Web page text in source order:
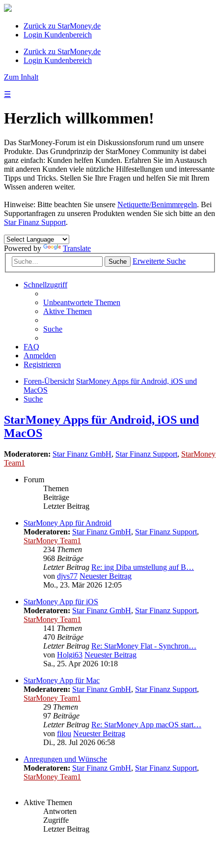
Zurück zu StarMoney.de
Login Kundenbereich
Zurück zu StarMoney.de
Login Kundenbereich
Zum Inhalt
☰
Herzlich willkommen!
Das StarMoney-Forum ist ein Diskussionsforum rund um unsere
Produkte. Das Grundprinzip der StarMoney Community ist dabei
ganz einfach: Kunden helfen Kunden. Erfahren Sie im Austausch
mit anderen Kunden viele nützliche Hilfestellungen und interessante
Tipps und Tricks. Stellen Sie Ihre Fragen und helfen Sie mit Ihrem
Wissen anderen weiter.
Hinweise: Bitte beachten Sie unsere Netiquette/Benimmregeln. Bei
Supportanfragen zu unseren Produkten wenden Sie sich bitte an den
Star Finanz Support.
Powered by Translate
Suche Erweiterte Suche
Schnellzugriff
Unbeantwortete Themen
Aktive Themen
Suche
FAQ
Anmelden
Registrieren
Foren-Übersicht StarMoney Apps für Android, iOS und
MacOS
Suche
StarMoney Apps für Android, iOS und
MacOS
Moderatoren: Star Finanz GmbH, Star Finanz Support, StarMoney
Team1
Forum
Themen
Beiträge
Letzter Beitrag
StarMoney App für Android
Moderatoren: Star Finanz GmbH, Star Finanz Support,
StarMoney Team1
234 Themen
968 Beiträge
Letzter Beitrag Re: ing Diba umstellung auf B…
von djvs77 Neuester Beitrag
Mo., 23. Mär 2026 12:05
StarMoney App für iOS
Moderatoren: Star Finanz GmbH, Star Finanz Support,
StarMoney Team1
141 Themen
470 Beiträge
Letzter Beitrag Re: StarMoney Flat - Synchron…
von Holgi63 Neuester Beitrag
Sa., 25. Apr 2026 10:18
StarMoney App für Mac
Moderatoren: Star Finanz GmbH, Star Finanz Support,
StarMoney Team1
29 Themen
97 Beiträge
Letzter Beitrag Re: StarMoney App macOS start…
von filou Neuester Beitrag
Di., 28. Jul 2026 06:58
Anregungen und Wünsche
Moderatoren: Star Finanz GmbH, Star Finanz Support,
StarMoney Team1
Aktive Themen
Antworten
Zugriffe
Letzter Beitrag